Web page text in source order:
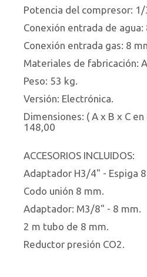
Potencia del compresor: 1/
Conexión entrada de agua:
Conexión entrada gas: 8
Materiales de fabricación:
Peso: 53 kg.
Versión: Electrónica.
Dimensiones: ( A x B x C
148,00
ACCESORIOS INCLUIDOS:
Adaptador H3/4" - Espiga
Codo unión 8 mm.
Adaptador: M3/8" - 8 mm.
2 m tubo de 8 mm.
Reductor presión CO2.